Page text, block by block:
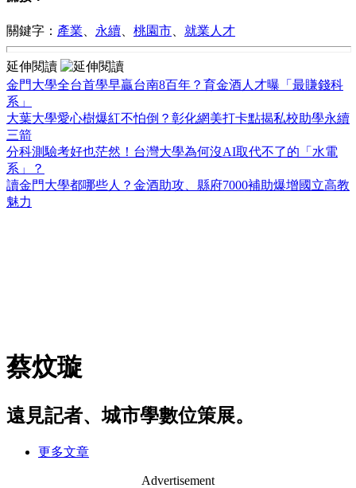
關鍵字： 產業 永續 桃園市 就業人才
延伸閱讀
金門大學全台首學早贏台南8百年？育金酒人才曝「最賺錢科
系」
大葉大學愛心樹爆紅不怕倒？彰化網美打卡點揭私校助學永續
三箭
分科測驗考好也茫然！台灣大學為何沒AI取代不了的「水電
系」？
讀金門大學都哪些人？金酒助攻、縣府7000補助爆增國立高教
魅力
蔡炆璇
遠見記者、城市學數位策展。
更多文章
Advertisement